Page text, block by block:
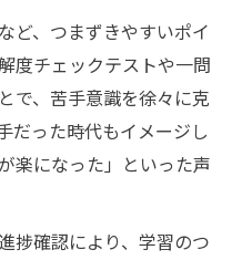
ど、つまずきやすいポイ
度チェックテストや一問
で、苦手意識を徐々に克
だった時代もイメージし
楽になった」といった声
捗確認により、学習のつ